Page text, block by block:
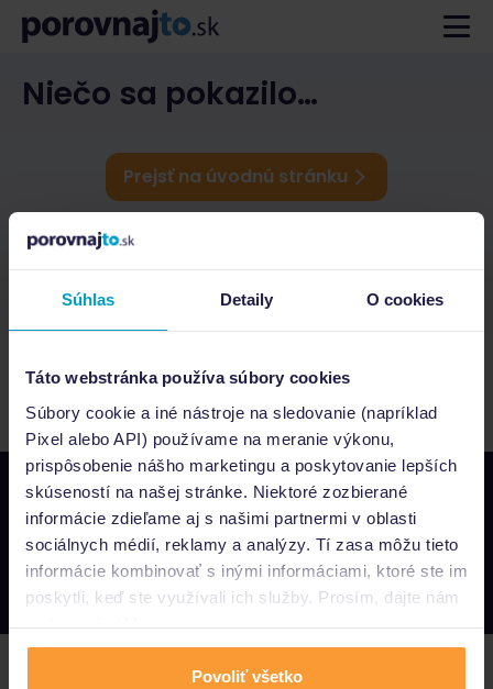
Súhlas Detaily O cookies
Táto webstránka používa súbory cookies
Súbory cookie a iné nástroje na sledovanie (napríklad
Pixel alebo API) používame na meranie výkonu,
prispôsobenie nášho marketingu a poskytovanie lepších
skúseností na našej stránke. Niektoré zozbierané
informácie zdieľame aj s našimi partnermi v oblasti
sociálnych médií, reklamy a analýzy. Tí zasa môžu tieto
informácie kombinovať s inými informáciami, ktoré ste im
poskytli, keď ste využívali ich služby. Prosím, dajte nám
na to svoj súhlas.
Povoliť všetko
Niečo sa pokazilo…
Prejsť na úvodnú stránku
Napíšte nám
info@porovnajto.sk
Zavolajte nám
0800 400 300